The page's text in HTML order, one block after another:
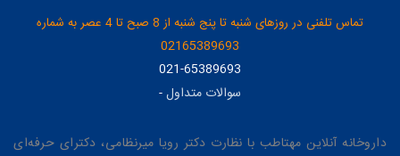
پوست‌ها و همه شرایط پوستی مناسب نیست.
پاسخ سریع؛ برای هر پوست چه اسکرابی بهتر
تماس تلفنی در روزهای شنبه تا پنج شنبه از 8 صبح تا 4 عصر به شماره
02165389693
021-65389693
سوالات متداول-
داروخانه آنلاین مهتاطب با نظارت دکتر رویا میرنظامی، دکترای حرفه‌ای